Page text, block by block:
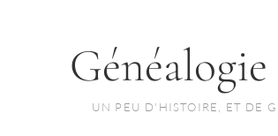
UN PEU D'HISTOIRE, ET DE